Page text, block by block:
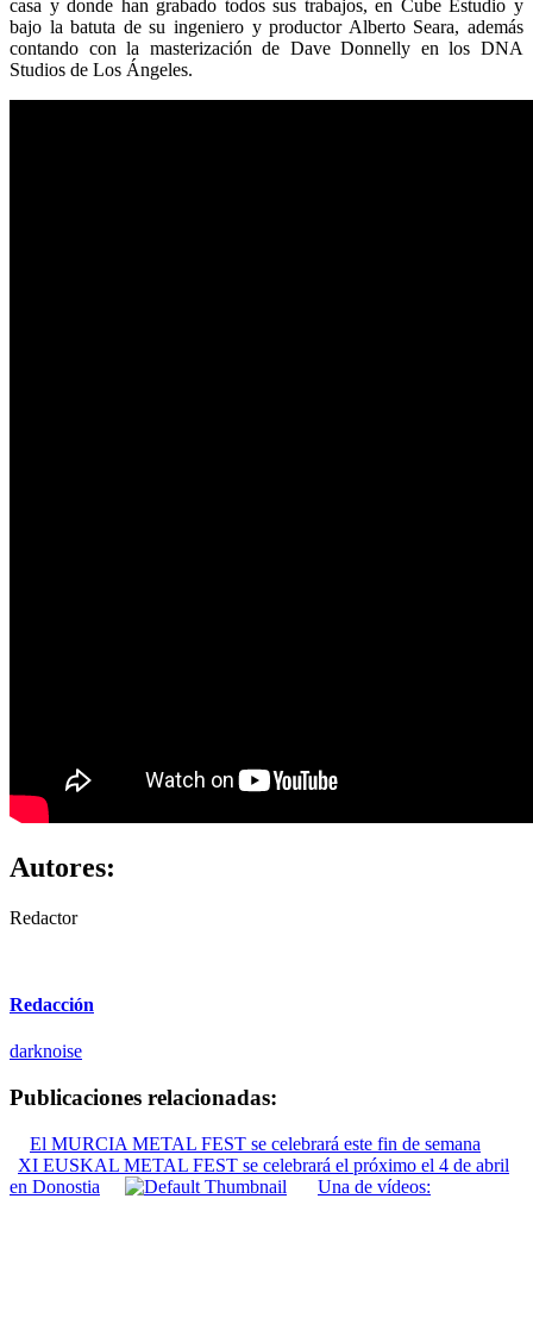
casa y donde han grabado todos sus trabajos, en Cube Estudio y
bajo la batuta de su ingeniero y productor Alberto Seara, además
contando con la masterización de Dave Donnelly en los DNA
Studios de Los Ángeles.
Autores:
Redactor
Redacción
darknoise
Publicaciones relacionadas:
El MURCIA METAL FEST se celebrará este fin de semana
XI EUSKAL METAL FEST se celebrará el próximo el 4 de abril
en Donostia
Una de vídeos: